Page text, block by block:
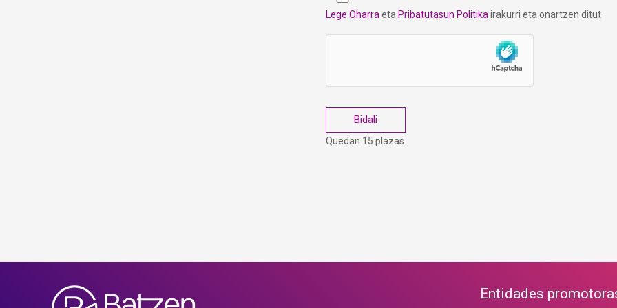
Lege Oharra eta Pribatutasun Politika irakurri eta onartzen ditut
Quedan 15 plazas.
Entidades